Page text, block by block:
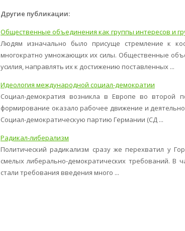
Другие публикации:
Общественные объединения как группы интересов и
Людям изначально было присуще стремление к
многократно умножающих их силы. Общественные
усилия, направлять их к достижению поставленных ...
Идеология международной социал-демократии
Социал-демократия возникла в Европе во второй
формирование оказало рабочее движение и
Социал-демократическую партию Германии (СД ...
Радикал-либерализм
Политический радикализм сразу же перехватил у
смелых либерально-демократических требований. В
стали требования введения много ...